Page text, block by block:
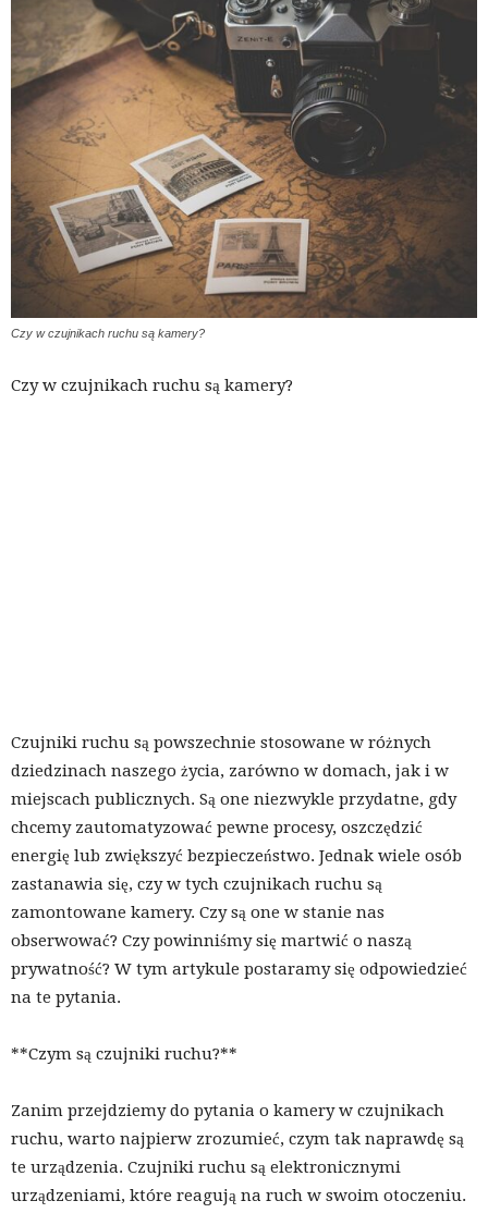
Czy w czujnikach ruchu są kamery?
Czy w czujnikach ruchu są kamery?
Czujniki ruchu są powszechnie stosowane w różnych
dziedzinach naszego życia, zarówno w domach, jak i w
miejscach publicznych. Są one niezwykle przydatne, gdy
chcemy zautomatyzować pewne procesy, oszczędzić
energię lub zwiększyć bezpieczeństwo. Jednak wiele osób
zastanawia się, czy w tych czujnikach ruchu są
zamontowane kamery. Czy są one w stanie nas
obserwować? Czy powinniśmy się martwić o naszą
prywatność? W tym artykule postaramy się odpowiedzieć
na te pytania.
**Czym są czujniki ruchu?**
Zanim przejdziemy do pytania o kamery w czujnikach
ruchu, warto najpierw zrozumieć, czym tak naprawdę są
te urządzenia. Czujniki ruchu są elektronicznymi
urządzeniami, które reagują na ruch w swoim otoczeniu.